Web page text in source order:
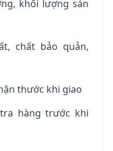
khối lượng sản
chất bảo quản,
thước khi giao
hàng trước khi